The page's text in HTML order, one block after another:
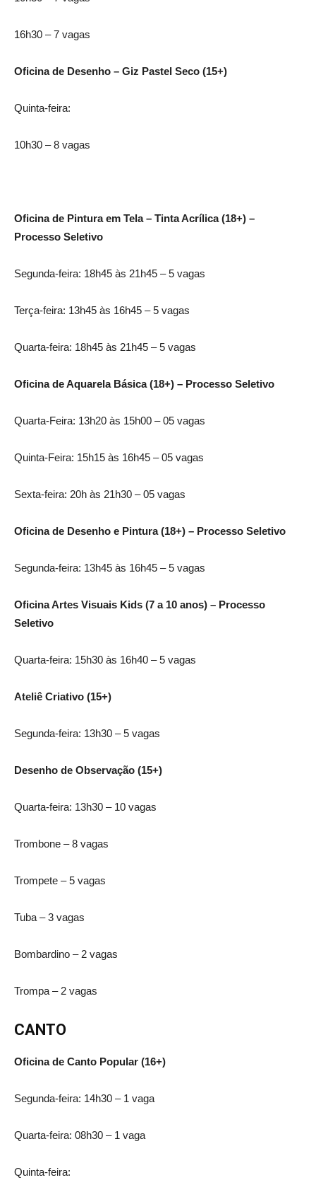
16h30 – 7 vagas
Oficina de Desenho – Giz Pastel Seco (15+)
Quinta-feira:
10h30 – 8 vagas
Oficina de Pintura em Tela – Tinta Acrílica (18+) –
Processo Seletivo
Segunda-feira: 18h45 às 21h45 – 5 vagas
Terça-feira: 13h45 às 16h45 – 5 vagas
Quarta-feira: 18h45 às 21h45 – 5 vagas
Oficina de Aquarela Básica (18+) – Processo Seletivo
Quarta-Feira: 13h20 às 15h00 – 05 vagas
Quinta-Feira: 15h15 às 16h45 – 05 vagas
Sexta-feira: 20h às 21h30 – 05 vagas
Oficina de Desenho e Pintura (18+) – Processo Seletivo
Segunda-feira: 13h45 às 16h45 – 5 vagas
Oficina Artes Visuais Kids (7 a 10 anos) – Processo
Seletivo
Quarta-feira: 15h30 às 16h40 – 5 vagas
Ateliê Criativo (15+)
Segunda-feira: 13h30 – 5 vagas
Desenho de Observação (15+)
Quarta-feira: 13h30 – 10 vagas
Trombone – 8 vagas
Trompete – 5 vagas
Tuba – 3 vagas
Bombardino – 2 vagas
Trompa – 2 vagas
CANTO
Oficina de Canto Popular (16+)
Segunda-feira: 14h30 – 1 vaga
Quarta-feira: 08h30 – 1 vaga
Quinta-feira: